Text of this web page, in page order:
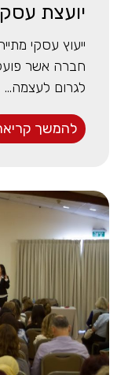
יועצת
ייעוץ עסקי
חברה אשר
לגרום לעצמה...
להמשך